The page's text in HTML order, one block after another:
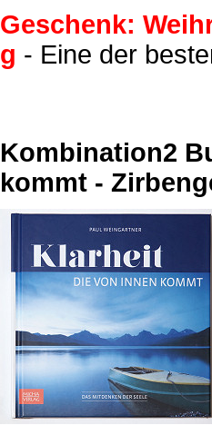
Geschenk:
g - Eine der
Kombination2
kommt -